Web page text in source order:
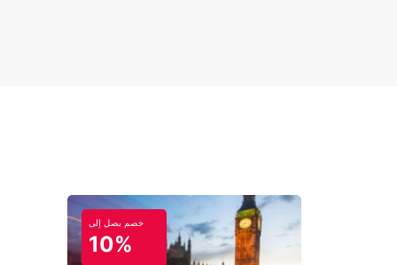
خصم يصل إلى
10%